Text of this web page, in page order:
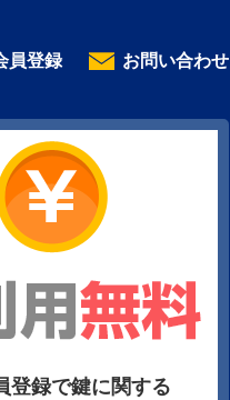
員登録 お問い合わせ
登録で鍵に関する